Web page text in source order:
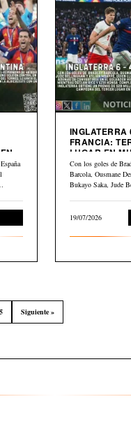
INGLATERRA
FRANCIA: TERCER
LUGAR EN
2026
Con los goles de
Barcola, Ousmane
Bukayo Saka, Jude
19/07/2026
Siguiente »